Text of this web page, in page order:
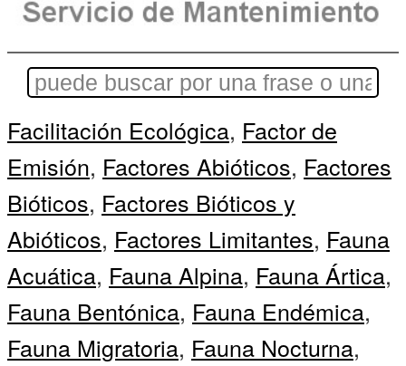
Facilitación Ecológica, Factor de
Emisión, Factores Abióticos, Factores
Bióticos, Factores Bióticos y
Abióticos, Factores Limitantes, Fauna
Acuática, Fauna Alpina, Fauna Ártica,
Fauna Bentónica, Fauna Endémica,
Fauna Migratoria, Fauna Nocturna,